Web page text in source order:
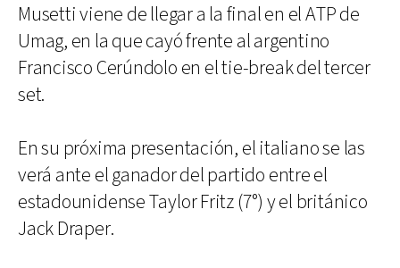
Musetti viene de llegar a la final en el ATP de
Umag, en la que cayó frente al argentino
Francisco Cerúndolo en el tie-break del tercer
set.
En su próxima presentación, el italiano se las
verá ante el ganador del partido entre el
estadounidense Taylor Fritz (7°) y el británico
Jack Draper.